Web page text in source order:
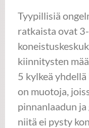
Tyypillisiä
ratkaista ovat
kiinnitysten
5 kylkeä
on muotoja,
pinnanlaadun
niitä ei pysty